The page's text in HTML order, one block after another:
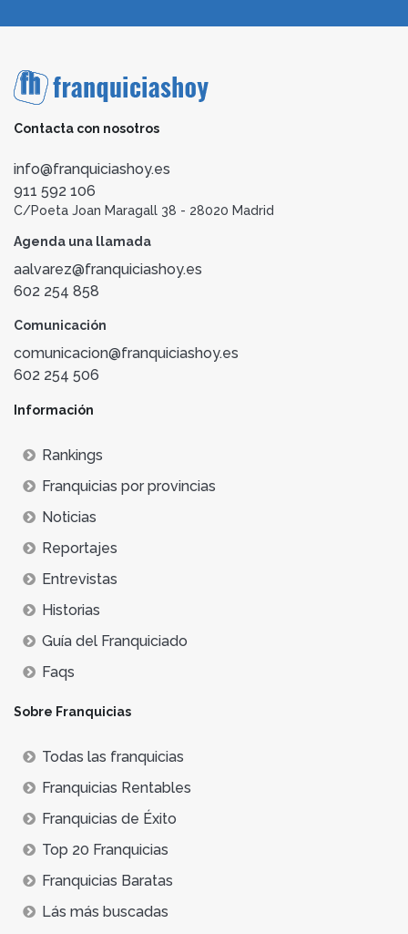
Contacta con nosotros
info@franquiciashoy.es
911 592 106
C/Poeta Joan Maragall 38 - 28020 Madrid
Agenda una llamada
aalvarez@franquiciashoy.es
602 254 858
Comunicación
comunicacion@franquiciashoy.es
602 254 506
Información
Rankings
Franquicias por provincias
Noticias
Reportajes
Entrevistas
Historias
Guía del Franquiciado
Faqs
Sobre Franquicias
Todas las franquicias
Franquicias Rentables
Franquicias de Éxito
Top 20 Franquicias
Franquicias Baratas
Lás más buscadas